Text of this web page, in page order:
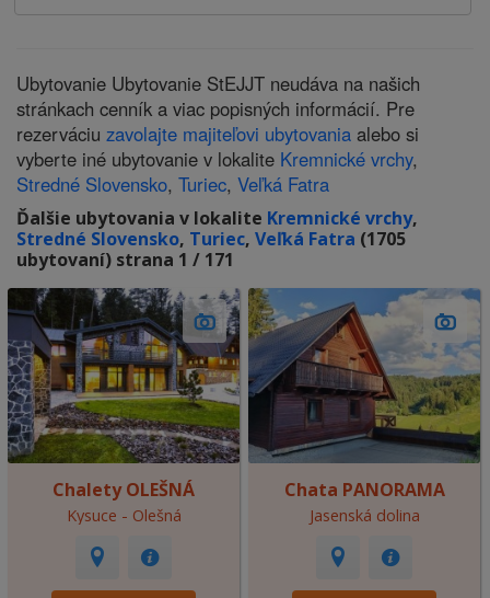
Ubytovanie Ubytovanie StEJJT neudáva na našich
stránkach cenník a viac popisných informácií. Pre
rezerváciu zavolajte majiteľovi ubytovania alebo si
vyberte iné ubytovanie v lokalite Kremnické vrchy,
Stredné Slovensko, Turiec, Veľká Fatra
Ďalšie ubytovania v lokalite Kremnické vrchy,
Stredné Slovensko, Turiec, Veľká Fatra (1705
ubytovaní) strana 1 / 171
Chalety OLEŠNÁ
Kysuce - Olešná
Chata PANORAMA
Jasenská dolina